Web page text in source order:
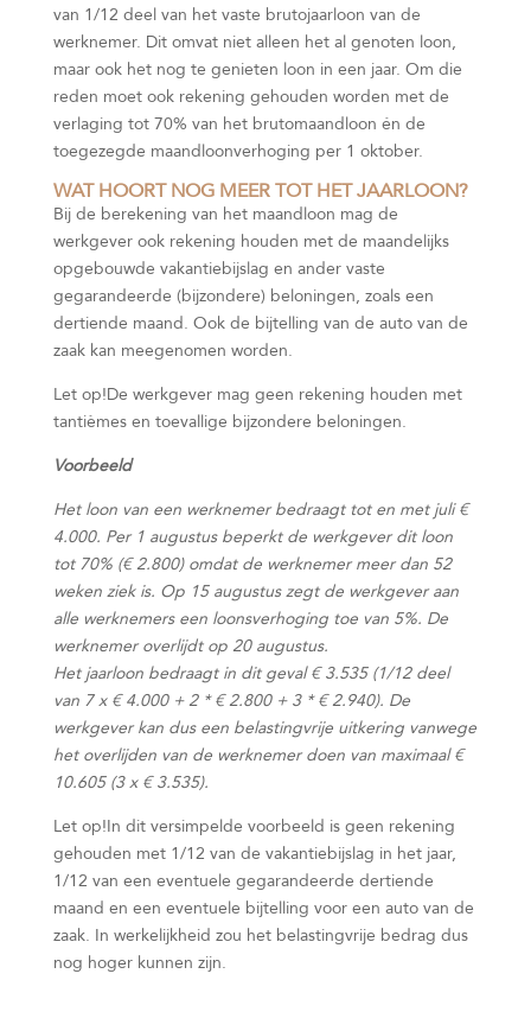
van 1/12 deel van het vaste brutojaarloon van de
werknemer. Dit omvat niet alleen het al genoten loon,
maar ook het nog te genieten loon in een jaar. Om die
reden moet ook rekening gehouden worden met de
verlaging tot 70% van het brutomaandloon én de
toegezegde maandloonverhoging per 1 oktober.
WAT HOORT NOG MEER TOT HET JAARLOON?
Bij de berekening van het maandloon mag de
werkgever ook rekening houden met de maandelijks
opgebouwde vakantiebijslag en ander vaste
gegarandeerde (bijzondere) beloningen, zoals een
dertiende maand. Ook de bijtelling van de auto van de
zaak kan meegenomen worden.
Let op!De werkgever mag geen rekening houden met
tantièmes en toevallige bijzondere beloningen.
Voorbeeld
Het loon van een werknemer bedraagt tot en met juli €
4.000. Per 1 augustus beperkt de werkgever dit loon
tot 70% (€ 2.800) omdat de werknemer meer dan 52
weken ziek is. Op 15 augustus zegt de werkgever aan
alle werknemers een loonsverhoging toe van 5%. De
werknemer overlijdt op 20 augustus.
Het jaarloon bedraagt in dit geval € 3.535 (1/12 deel
van 7 x € 4.000 + 2 * € 2.800 + 3 * € 2.940). De
werkgever kan dus een belastingvrije uitkering vanwege
het overlijden van de werknemer doen van maximaal €
10.605 (3 x € 3.535).
Let op!In dit versimpelde voorbeeld is geen rekening
gehouden met 1/12 van de vakantiebijslag in het jaar,
1/12 van een eventuele gegarandeerde dertiende
maand en een eventuele bijtelling voor een auto van de
zaak. In werkelijkheid zou het belastingvrije bedrag dus
nog hoger kunnen zijn.